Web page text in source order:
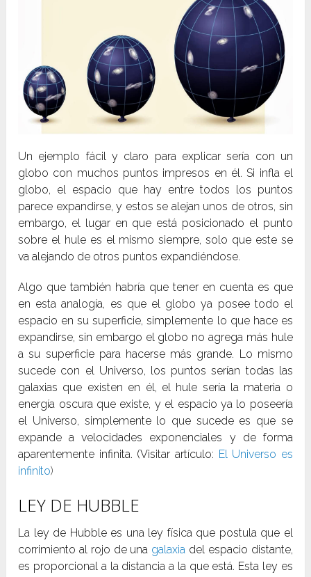
Un ejemplo fácil y claro para explicar sería con un
globo con muchos puntos impresos en él. Si infla el
globo, el espacio que hay entre todos los puntos
parece expandirse, y estos se alejan unos de otros, sin
embargo, el lugar en que está posicionado el punto
sobre el hule es el mismo siempre, solo que este se
va alejando de otros puntos expandiéndose.
Algo que también habría que tener en cuenta es que
en esta analogía, es que el globo ya posee todo el
espacio en su superficie, simplemente lo que hace es
expandirse, sin embargo el globo no agrega más hule
a su superficie para hacerse más grande. Lo mismo
sucede con el Universo, los puntos serían todas las
galaxias que existen en él, el hule sería la materia o
energía oscura que existe, y el espacio ya lo poseería
el Universo, simplemente lo que sucede es que se
expande a velocidades exponenciales y de forma
aparentemente infinita. (Visitar artículo: El Universo es
infinito)
LEY DE HUBBLE
La ley de Hubble es una ley física que postula que el
corrimiento al rojo de una galaxia del espacio distante,
es proporcional a la distancia a la que está. Esta ley es